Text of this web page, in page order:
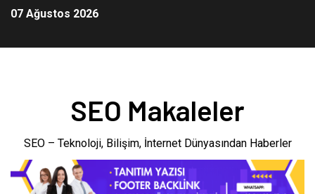
07 Ağustos 2026
SEO Makaleler
SEO – Teknoloji, Bilişim, İnternet Dünyasından Haberler